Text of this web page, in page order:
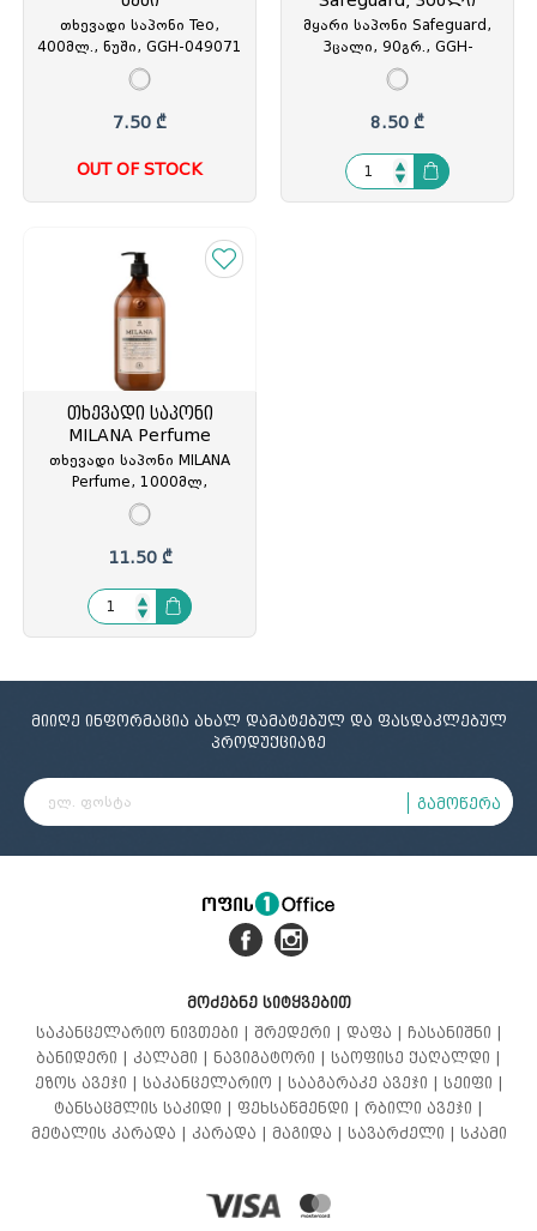
თხევადი საპონი Teo,
400მლ., ნუში, GGH-049071
7.50 ₾
OUT OF STOCK
მყარი საპონი Safeguard,
3ცალი, 90გრ., GGH-
432061
8.50 ₾
თხევადი საპონი
MILANA Perfume
თხევადი საპონი MILANA
Perfume, 1000მლ,
მაკადამიის ზეთით GGH-
604165
11.50 ₾
მიიღე ინფორმაცია ახალ დამატებულ და ფასდაკლებულ
პროდუქციაზე
გამოწერა
მოძებნე სიტყვებით
საკანცელარიო ნივთები | შრედერი | დაფა | ჩასანიშნი |
ბანიდერი | კალამი | ნავიგატორი | საოფისე ქაღალდი |
ეზოს ავეჯი | საკანცელარიო | სააგარაკე ავეჯი | სეიფი |
ტანსაცმლის საკიდი | ფეხსაწმენდი | რბილი ავეჯი |
მეტალის კარადა | კარადა | მაგიდა | სავარძელი | სკამი